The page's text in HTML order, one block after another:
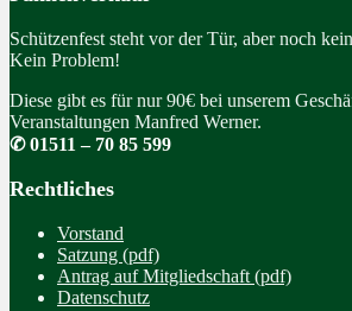
Schützenfest steht vor der Tür, aber noch
Kein Problem!
Diese gibt es für nur 90€ bei unserem
Veranstaltungen Manfred Werner.
✆ 01511 – 70 85 599
Rechtliches
Vorstand
Satzung (pdf)
Antrag auf Mitgliedschaft (pdf)
Datenschutz